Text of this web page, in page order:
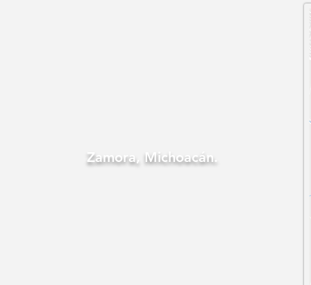
Zamora, Michoacán.